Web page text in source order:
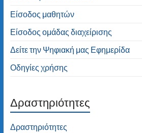
Είσοδος μαθητών
Είσοδος ομάδας διαχείρισης
Δείτε την Ψηφιακή μας Εφημερίδα
Οδηγίες χρήσης
Δραστηριότητες
Δραστηριότητες